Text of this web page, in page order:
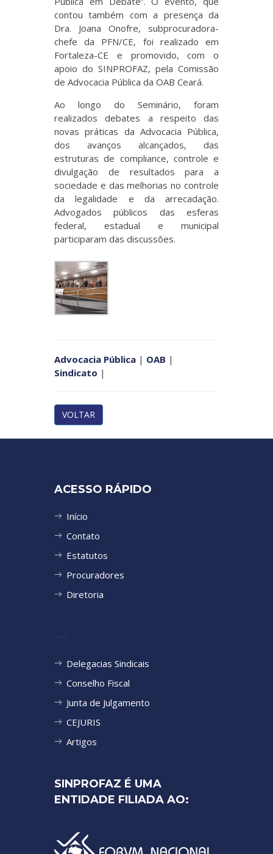
contou também com a presença da
Dra. Joana Onofre, subprocuradora-
chefe da PFN/CE, foi realizado em
Fortaleza-CE e promovido, com o
apoio do SINPROFAZ, pela Comissão
de Advocacia Pública da OAB Ceará.
Ao longo do Seminário, foram
realizados debates a respeito das
novas práticas da Advocacia Pública,
dos avanços alcançados, das
estruturas de compliance, controle e
divulgação de resultados para a
sociedade e das melhorias no controle
da legalidade e da arrecadação.
Advogados públicos das esferas
federal, estadual e municipal
participaram das discussões.
Advocacia Pública | OAB |
Sindicato |
VOLTAR
ACESSO RÁPIDO
Início
Contato
Estatutos
Procuradores
Diretoria
---
Delegacias Sindicais
Conselho Fiscal
Junta de Julgamento
CEJURIS
Artigos
SINPROFAZ É UMA
ENTIDADE FILIADA AO: